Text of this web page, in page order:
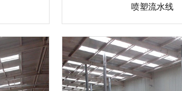
喷塑流水线